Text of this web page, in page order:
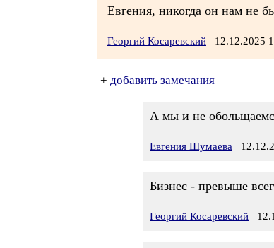
Евгения, никогда он нам не
Георгий Косаревский 12.12.2025
+ добавить замечания
А мы и не
Евгения Шумаева
Бизнес - превыше
Георгий Косаревский